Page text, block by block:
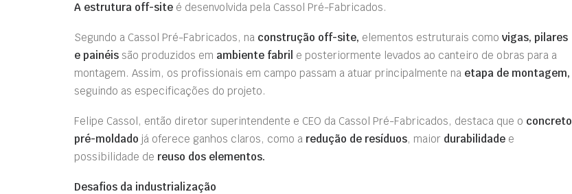
A estrutura off-site é desenvolvida pela Cassol Pré-Fabricados.
Segundo a Cassol Pré-Fabricados, na construção off-site, elementos estruturais como vigas, pilares
e painéis são produzidos em ambiente fabril e posteriormente levados ao canteiro de obras para a
montagem. Assim, os profissionais em campo passam a atuar principalmente na etapa de montagem,
seguindo as especificações do projeto.
Felipe Cassol, então diretor superintendente e CEO da Cassol Pré-Fabricados, destaca que o concreto
pré-moldado já oferece ganhos claros, como a redução de resíduos, maior durabilidade e
possibilidade de reuso dos elementos.
Desafios da industrialização